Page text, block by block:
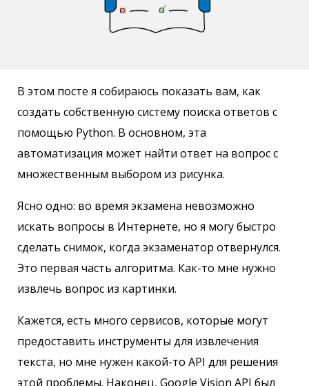
В этом посте я собираюсь показать вам, как
создать собственную систему поиска ответов с
помощью Python. В основном, эта
автоматизация может найти ответ на вопрос с
множественным выбором из рисунка.
Ясно одно: во время экзамена невозможно
искать вопросы в Интернете, но я могу быстро
сделать снимок, когда экзаменатор отвернулся.
Это первая часть алгоритма. Как-то мне нужно
извлечь вопрос из картинки.
Кажется, есть много сервисов, которые могут
предоставить инструменты для извлечения
текста, но мне нужен какой-то API для решения
этой проблемы. Наконец, Google Vision API был